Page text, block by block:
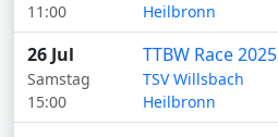
11:00
Heilbronn
26 Jul
Samstag
15:00
TTBW Race 2025
TSV Willsbach
Heilbronn